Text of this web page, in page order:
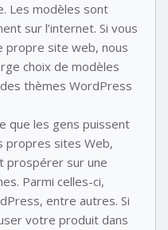
Les modèles sont
sur l’internet. Si vous
propre site web, nous
choix de modèles
thèmes WordPress
que les gens puissent
propres sites Web,
prospérer sur une
Parmi celles-ci,
entre autres. Si
votre produit dans